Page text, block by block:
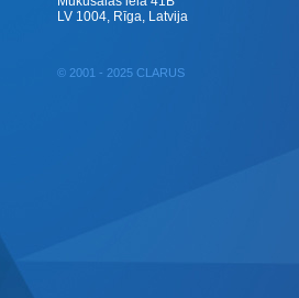
LV 1004, Rīga, Latvija
© 2001 - 2025 CLARUS